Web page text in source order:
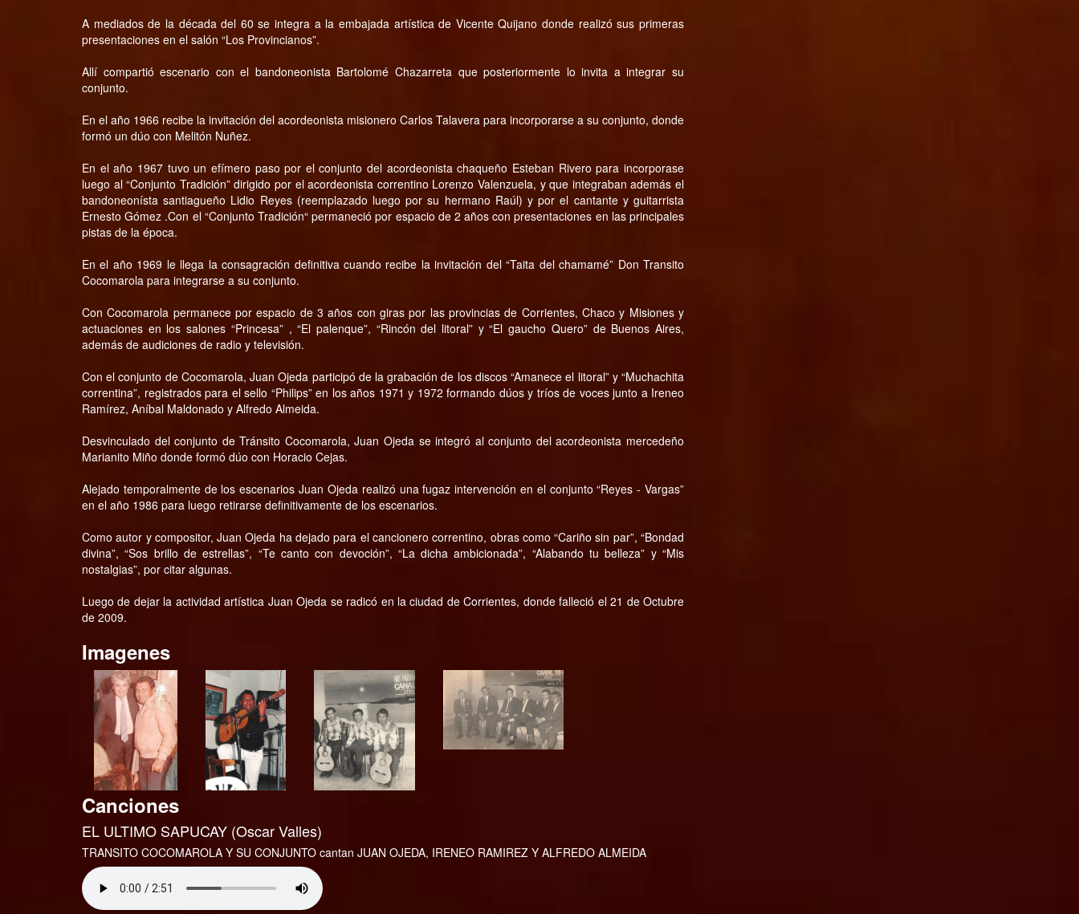
A mediados de la década del 60 se integra a la embajada artística de Vicente Quijano donde realizó sus primeras
presentaciones en el salón “Los Provincianos”.
Allí compartió escenario con el bandoneonista Bartolomé Chazarreta que posteriormente lo invita a integrar su
conjunto.
En el año 1966 recibe la invitación del acordeonista misionero Carlos Talavera para incorporarse a su conjunto, donde
formó un dúo con Melitón Nuñez.
En el año 1967 tuvo un efímero paso por el conjunto del acordeonista chaqueño Esteban Rivero para incorporase
luego al “Conjunto Tradición” dirigido por el acordeonista correntino Lorenzo Valenzuela, y que integraban además el
bandoneonísta santiagueño Lidio Reyes (reemplazado luego por su hermano Raúl) y por el cantante y guitarrista
Ernesto Gómez .Con el “Conjunto Tradición“ permaneció por espacio de 2 años con presentaciones en las principales
pistas de la época.
En el año 1969 le llega la consagración definitiva cuando recibe la invitación del “Taita del chamamé” Don Transito
Cocomarola para integrarse a su conjunto.
Con Cocomarola permanece por espacio de 3 años con giras por las provincias de Corrientes, Chaco y Misiones y
actuaciones en los salones “Princesa” , “El palenque”, “Rincón del litoral” y “El gaucho Quero” de Buenos Aires,
además de audiciones de radio y televisión.
Con el conjunto de Cocomarola, Juan Ojeda participó de la grabación de los discos “Amanece el litoral” y “Muchachita
correntina”, registrados para el sello “Philips” en los años 1971 y 1972 formando dúos y tríos de voces junto a Ireneo
Ramírez, Aníbal Maldonado y Alfredo Almeida.
Desvinculado del conjunto de Tránsito Cocomarola, Juan Ojeda se integró al conjunto del acordeonista mercedeño
Marianito Miño donde formó dúo con Horacio Cejas.
Alejado temporalmente de los escenarios Juan Ojeda realizó una fugaz intervención en el conjunto “Reyes - Vargas”
en el año 1986 para luego retirarse definitivamente de los escenarios.
Como autor y compositor, Juan Ojeda ha dejado para el cancionero correntino, obras como “Cariño sin par”, “Bondad
divina”, “Sos brillo de estrellas”, “Te canto con devoción”, “La dicha ambicionada”, “Alabando tu belleza” y “Mis
nostalgias”, por citar algunas.
Luego de dejar la actividad artística Juan Ojeda se radicó en la ciudad de Corrientes, donde falleció el 21 de Octubre
de 2009.
Imagenes
Canciones
EL ULTIMO SAPUCAY (Oscar Valles)
TRANSITO COCOMAROLA Y SU CONJUNTO cantan JUAN OJEDA, IRENEO RAMIREZ Y ALFREDO ALMEIDA